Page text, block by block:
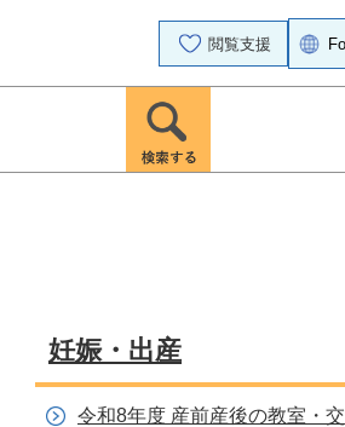
閲覧支援
妊娠・出産
令和8年度 産前産後の教室・交